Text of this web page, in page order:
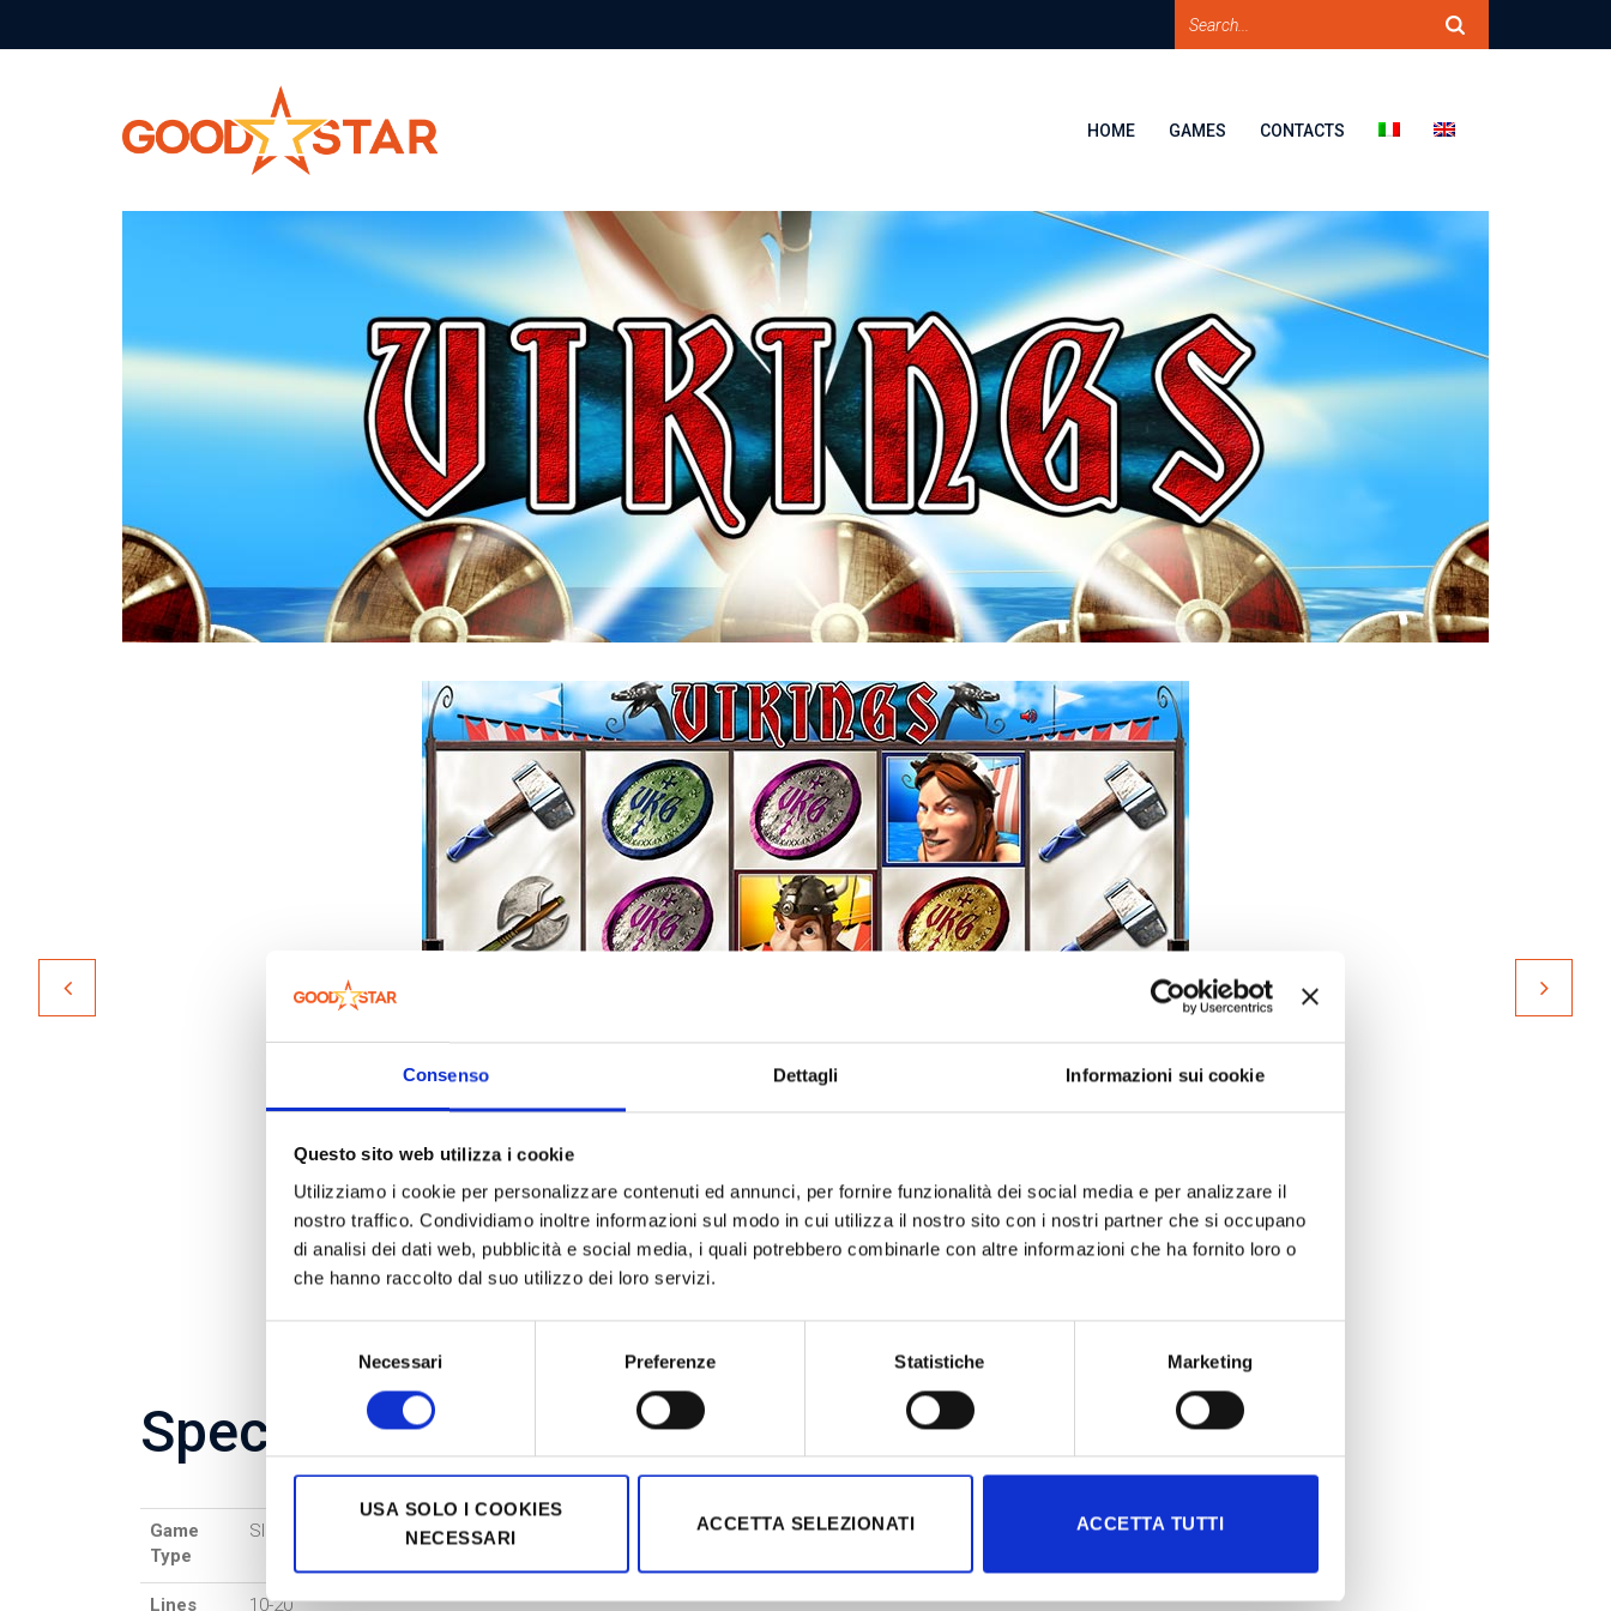
Consenso Dettagli Informazioni sui cookie
Questo sito web utilizza i cookie
Utilizziamo i cookie per personalizzare contenuti ed annunci, per fornire funzionalità dei social media e per analizzare il
nostro traffico. Condividiamo inoltre informazioni sul modo in cui utilizza il nostro sito con i nostri partner che si occupano
di analisi dei dati web, pubblicità e social media, i quali potrebbero combinarle con altre informazioni che ha fornito loro o
che hanno raccolto dal suo utilizzo dei loro servizi.
Necessari Preferenze Statistiche Marketing
USA SOLO I COOKIES
NECESSARI
ACCETTA SELEZIONATI ACCETTA TUTTI
HOME GAMES CONTACTS
Specifications
Game
Type
Slot 5×4
Lines 10-20